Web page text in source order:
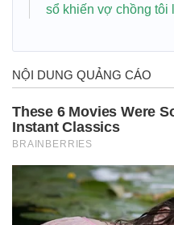
sổ khiến vợ chồng tôi